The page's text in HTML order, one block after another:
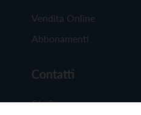
Vendita Online
Abbonamenti
Contatti
Chi Siamo